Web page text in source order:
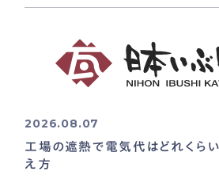
2026.08.07
工場の遮熱で電気代はどれくら
え方